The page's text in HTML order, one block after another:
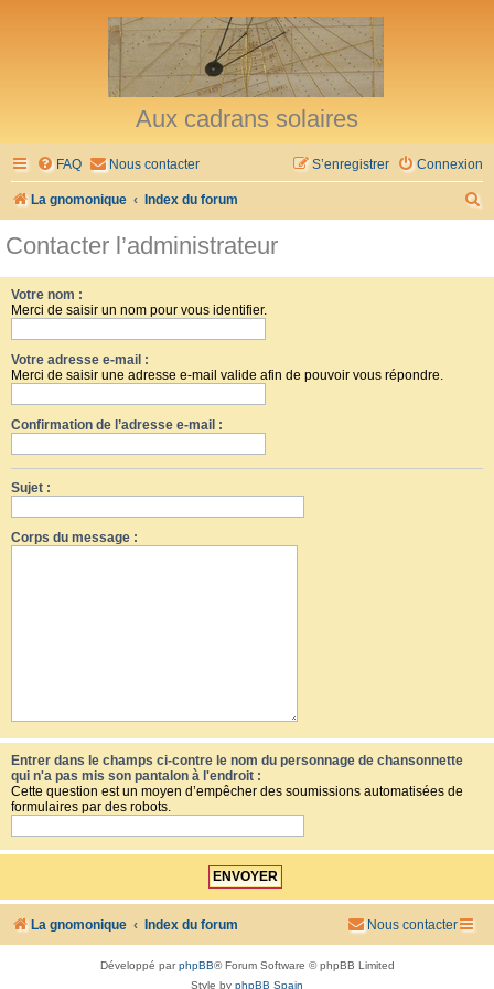
Aux cadrans solaires
FAQ Nous contacter Connexion
S’enregistrer
La gnomonique Index du forum
Contacter l’administrateur
Votre nom :
Merci de saisir un nom pour vous identifier.
Votre adresse e-mail :
Merci de saisir une adresse e-mail valide afin de pouvoir vous répondre.
Confirmation de l’adresse e-mail :
Sujet :
Corps du message :
Entrer dans le champs ci-contre le nom du personnage de chansonnette
qui n'a pas mis son pantalon à l'endroit :
Cette question est un moyen d’empêcher des soumissions automatisées de
formulaires par des robots.
La gnomonique Index du forum Nous contacter
Développé parphpBB® Forum Software © phpBB Limited
Style by phpBB Spain